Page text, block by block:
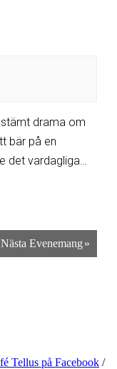
drama om
bär på en
det vardagliga…
Nästa Evenemang »
Tellus på Facebook /